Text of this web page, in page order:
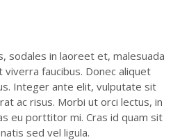
sodales in laoreet et, malesuada
viverra faucibus. Donec aliquet
Integer ante elit, vulputate sit
ac risus. Morbi ut orci lectus, in
eu porttitor mi. Cras id quam sit
sed vel ligula.